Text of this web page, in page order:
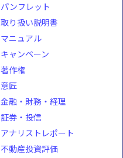
パンフレット
取り扱い説明書
マニュアル
キャンペーン
著作権
意匠
金融・財務・経理
証券・投信
アナリストレポート
不動産投資評価